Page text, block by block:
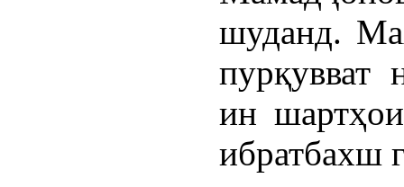
шуданд.
пурқувват
ин
ибратбахш